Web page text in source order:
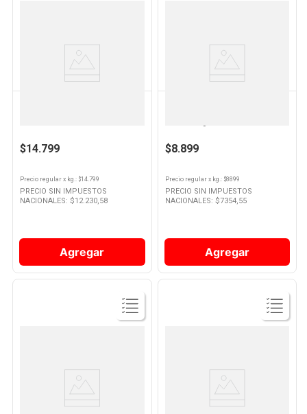
Producto
$14.799
Precio regular x kg.: $14.799
PRECIO SIN IMPUESTOS
NACIONALES: $12.230,58
Agregar
Producto
$8.899
Precio regularx kg.: $8899
PRECIO SIN IMPUESTOS
NACIONALES: $7354,55
Agregar
Ver
Producto
Ver
Producto